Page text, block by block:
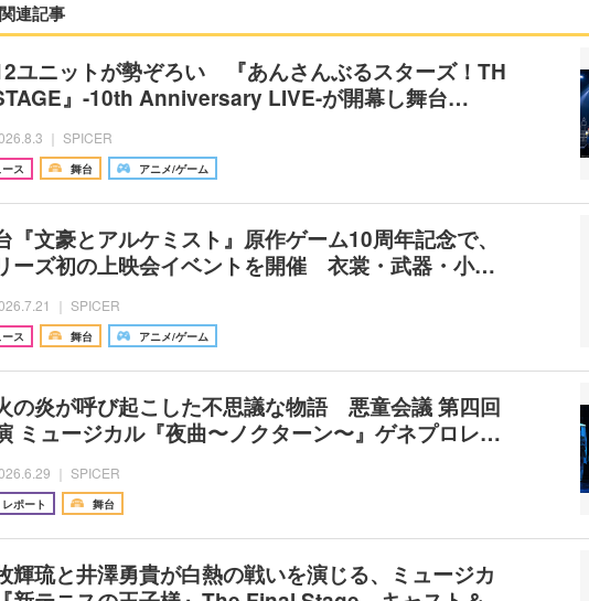
関連記事
ユニットが勢ぞろい 『あんさんぶるスターズ！TH
』-10th Anniversary LIVE-が開幕し舞台…
｜ SPICER
ス 舞台 アニメ/ゲーム
『文豪とアルケミスト』原作ゲーム10周年記念で、
ーズ初の上映会イベントを開催 衣裳・武器・小…
｜ SPICER
ス 舞台 アニメ/ゲーム
の炎が呼び起こした不思議な物語 悪童会議 第四回
ミュージカル『夜曲〜ノクターン〜』ゲネプロレ…
｜ SPICER
レポート 舞台
輝琉と井澤勇貴が白熱の戦いを演じる、ミュージカ